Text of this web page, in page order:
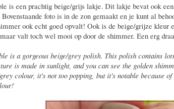
is een prachtig beige/grijs lakje. Dit lakje bevat ook
foto is in de zon gemaakt en je kunt al
ook echt goed opvalt! Ook is de beige/grijze kleur
valt toch wel mooi op door de shimmer. Een erg
is a gorgeous beige/grey polish. This polish contains
is made in sunlight, and you can see the golden
colour, it's not too popping, but it's notable because